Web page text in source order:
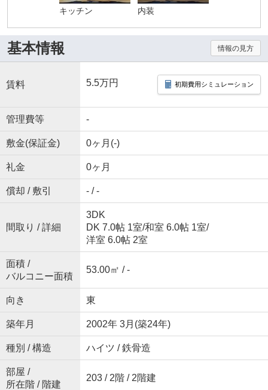
キッチン 内装
基本情報 情報の見方
賃料 5.5万円 初期費用シミュレーション
管理費等 -
敷金(保証金) 0ヶ月(-)
礼金 0ヶ月
償却 / 敷引 - / -
間取り / 詳細
3DK
DK 7.0帖 1室/和室 6.0帖 1室/
洋室 6.0帖 2室
面積 /
バルコニー面積
53.00㎡ / -
向き 東
築年月 2002年 3月(築24年)
種別 / 構造 ハイツ / 鉄骨造
部屋 /
所在階 / 階建
203 / 2階 / 2階建